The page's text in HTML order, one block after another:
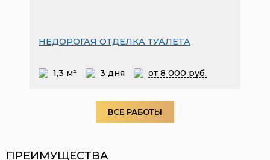
НЕДОРОГАЯ ОТДЕЛКА ТУАЛЕТА
1,3 м² 3 дня от 8 000 руб.
ВСЕ РАБОТЫ
ПРЕИМУЩЕСТВА